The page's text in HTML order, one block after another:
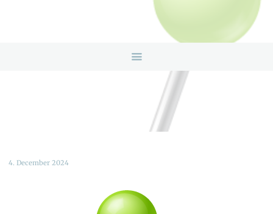
4. December 2024